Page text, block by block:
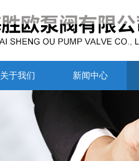
关于我们 新闻中心